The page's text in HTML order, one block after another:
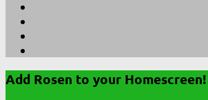
Add Rosen to your Homescreen!